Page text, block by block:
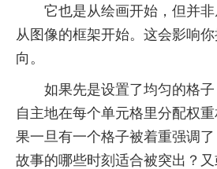
它也是从绘画开始，但并非
从图像的框架开始。这会影响
向。
如果先是设置了均匀的格子
自主地在每个单元格里分配权
果一旦有一个格子被着重强调了
故事的哪些时刻适合被突出？